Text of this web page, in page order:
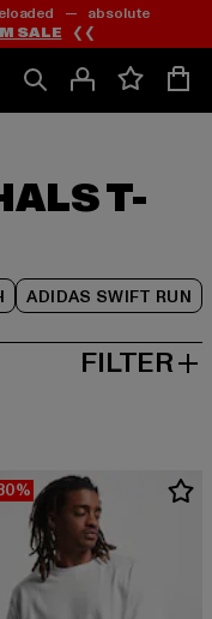
— absolute
SALE ❮❮
T-
ADIDAS SWIFT RUN
FILTER